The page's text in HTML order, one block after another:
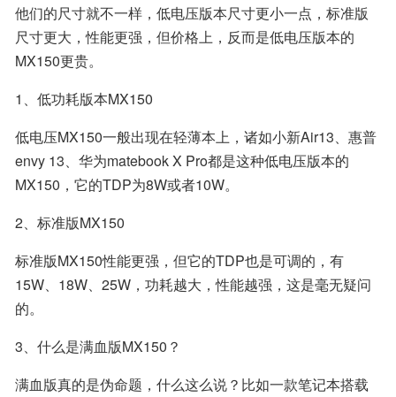
他们的尺寸就不一样，低电压版本尺寸更小一点，标准版
尺寸更大，性能更强，但价格上，反而是低电压版本的
MX150更贵。
1、低功耗版本MX150
低电压MX150一般出现在轻薄本上，诸如小新Air13、惠普
envy 13、华为matebook X Pro都是这种低电压版本的
MX150，它的TDP为8W或者10W。
2、标准版MX150
标准版MX150性能更强，但它的TDP也是可调的，有
15W、18W、25W，功耗越大，性能越强，这是毫无疑问
的。
3、什么是满血版MX150？
满血版真的是伪命题，什么这么说？比如一款笔记本搭载